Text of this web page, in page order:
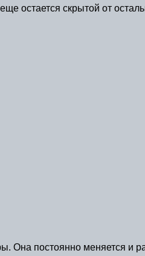
остается скрытой от
Она постоянно меняется и